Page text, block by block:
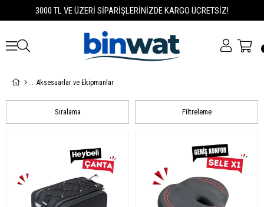
3000 TL VE ÜZERİ SİPARİŞLERİNİZDE KARGO ÜCRETSİZ!
Aksesuarlar ve Ekipmanlar
Filtreleme
Sıralama